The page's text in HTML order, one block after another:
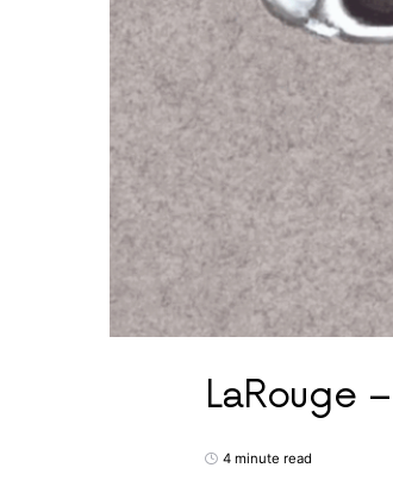
LaRouge
4 minute read